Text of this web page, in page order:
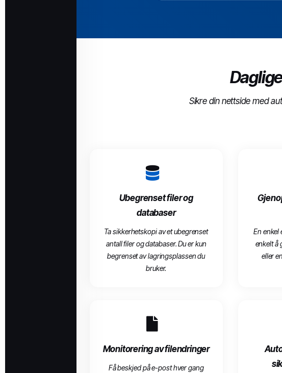
Sikre din nettside med
Ubegrenset filer og
databaser
Ta sikkerhetskopi av et ubegrenset
antall filer og databaser. Du er kun
begrenset av lagringsplassen du
bruker.
En enkel
enkelt å
eller
Monitorering av filendringer
Få beskjed på e-post hver gang